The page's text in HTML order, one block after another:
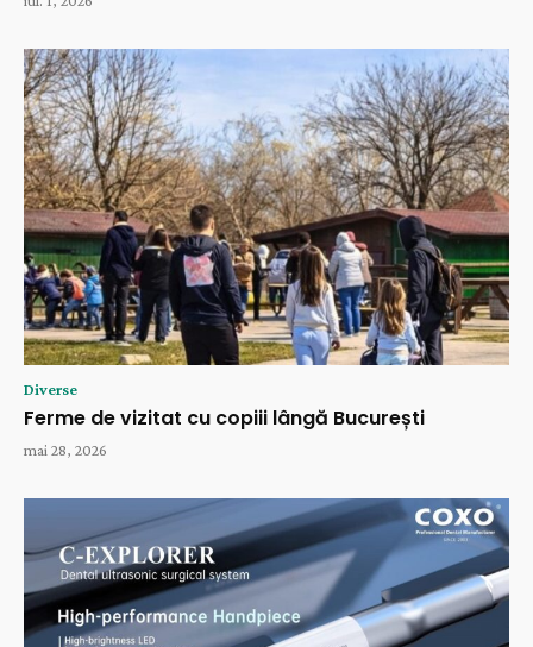
Diverse
Ferme de vizitat cu copiii lângă București
mai 28, 2026